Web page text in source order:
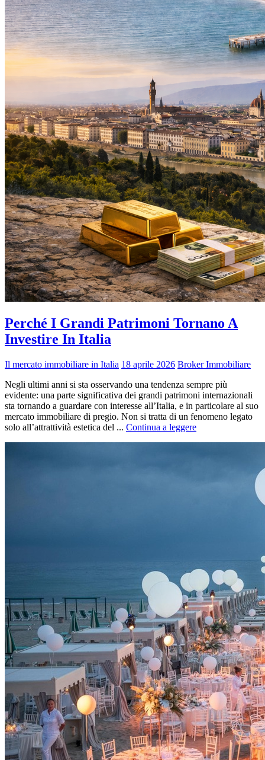
Perché I Grandi Patrimoni Tornano A
Investire In Italia
Il mercato immobiliare in Italia 18 aprile 2026 Broker Immobiliare
Negli ultimi anni si sta osservando una tendenza sempre più
evidente: una parte significativa dei grandi patrimoni internazionali
sta tornando a guardare con interesse all’Italia, e in particolare al suo
mercato immobiliare di pregio. Non si tratta di un fenomeno legato
solo all’attrattività estetica del ... Continua a leggere